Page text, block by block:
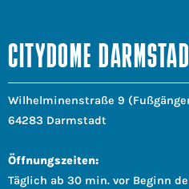
CITYDOME
Wilhelminenstraße 9
64283 Darmstadt
Öffnungszeiten:
Täglich ab 30 min. vor Beginn